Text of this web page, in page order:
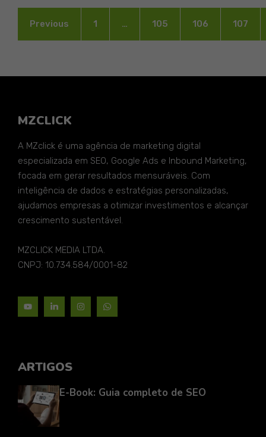
Previous 1 … 105 106 107
MZCLICK
A MZclick é uma agência de marketing digital
especializada em SEO, Google Ads e Inbound Marketing,
focada em gerar resultados mensuráveis. Com
inteligência de dados e estratégias personalizadas,
ajudamos empresas a otimizar investimentos e alcançar
crescimento sustentável.
MZCLICK MEDIA LTDA.
CNPJ: 10.734.584/0001-82
ARTIGOS
E-Book: Guia completo de SEO